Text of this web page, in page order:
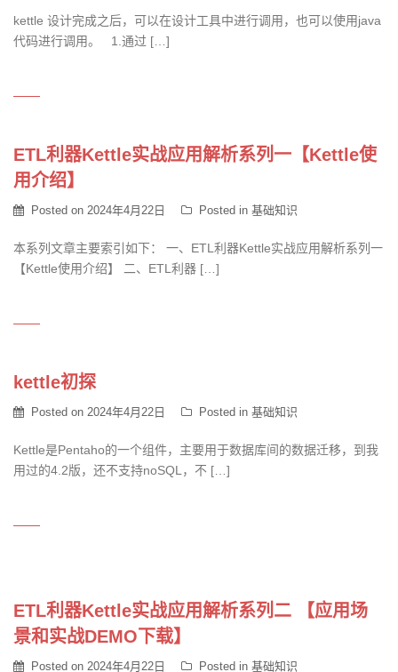
kettle 设计完成之后，可以在设计工具中进行调用，也可以使用java
代码进行调用。 1.通过 […]
ETL利器Kettle实战应用解析系列一【Kettle使
用介绍】
Posted on 2024年4月22日 Posted in 基础知识
本系列文章主要索引如下： 一、ETL利器Kettle实战应用解析系列一
【Kettle使用介绍】 二、ETL利器 […]
kettle初探
Posted on 2024年4月22日 Posted in 基础知识
Kettle是Pentaho的一个组件，主要用于数据库间的数据迁移，到我
用过的4.2版，还不支持noSQL，不 […]
ETL利器Kettle实战应用解析系列二 【应用场
景和实战DEMO下载】
Posted on 2024年4月22日 Posted in 基础知识